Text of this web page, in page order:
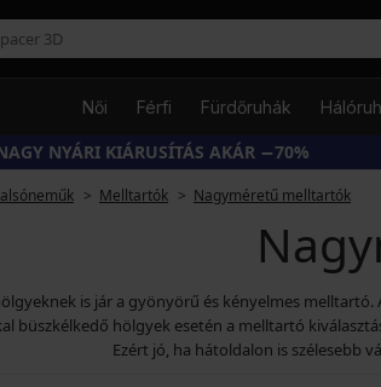
Női Férfi Fürdőruhák
NYÁRI KIÁRUSÍTÁS AKÁR −70%
Melltartók Nagyméretű melltartók
is jár a gyönyörű és kényelmes
büszkélkedő hölgyek esetén a melltartó
Ezért jó, ha hátoldalon is szélesebb